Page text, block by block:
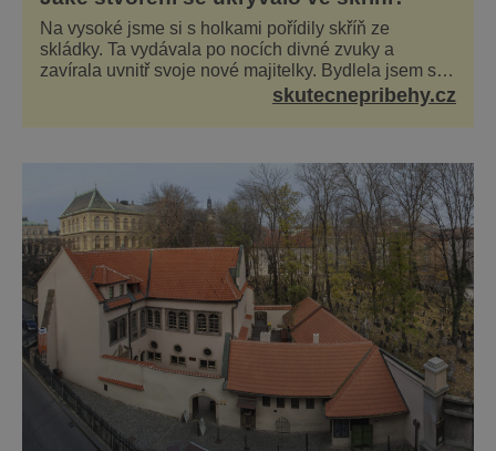
Na vysoké jsme si s holkami pořídily skříň ze
skládky. Ta vydávala po nocích divné zvuky a
zavírala uvnitř svoje nové majitelky. Bydlela jsem se
dvěma kamarádkami a bavilo nás zvelebovat si náš
byt. Skoro denně jsme tahaly domů různé kousky od
skutecnepribehy.cz